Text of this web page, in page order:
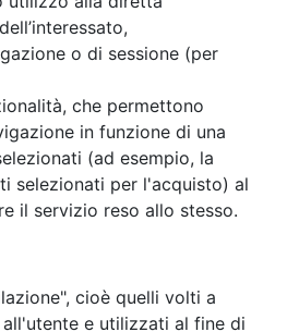
o di sessione (per
che permettono
in funzione di una
(ad esempio, la
selezionati per l'acquisto) al
il servizio reso allo stesso.
cioè quelli volti a
e utilizzati al fine di